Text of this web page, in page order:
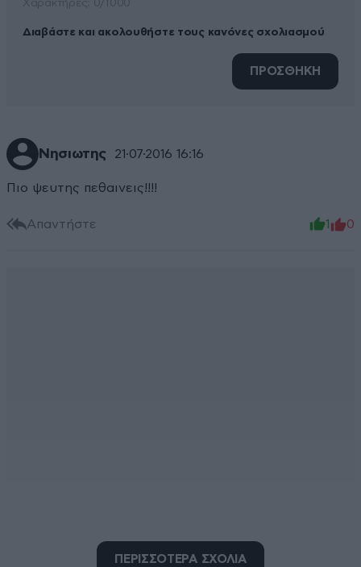
Διαβάστε και ακολουθήστε τους κανόνες σχολιασμού
ΠΡΟΣΘΗΚΗ
Νησιωτης 21·07·2016 16:16
Πιο ψευτης πεθαινεις!!!!
Απαντήστε 1 0
Mathitis93 21·07·2016 15:48
ΠΕΡΙΣΣΟΤΕΡΑ ΣΧΟΛΙΑ